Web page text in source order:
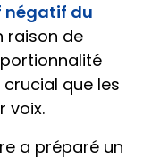
négatif du
raison de
que les
voix.
a préparé un